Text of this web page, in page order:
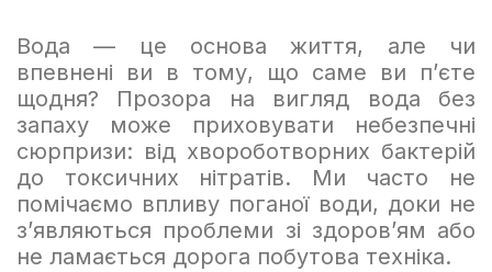
Вода — це основа життя, але чи
впевнені ви в тому, що саме ви п’єте
щодня? Прозора на вигляд вода без
запаху може приховувати небезпечні
сюрпризи: від хвороботворних бактерій
до токсичних нітратів. Ми часто не
помічаємо впливу поганої води, доки не
з’являються проблеми зі здоров’ям або
не ламається дорога побутова техніка.